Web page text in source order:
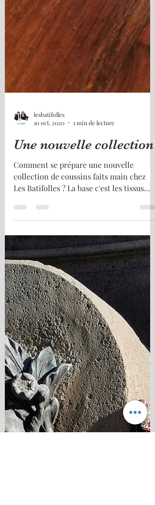
lesbatifolles
Une nouvelle collection
Comment se prépare une nouvelle
collection de coussins faits main chez
Les Batifolles ? La base c'est les tissus
qu'on achète au coup de...